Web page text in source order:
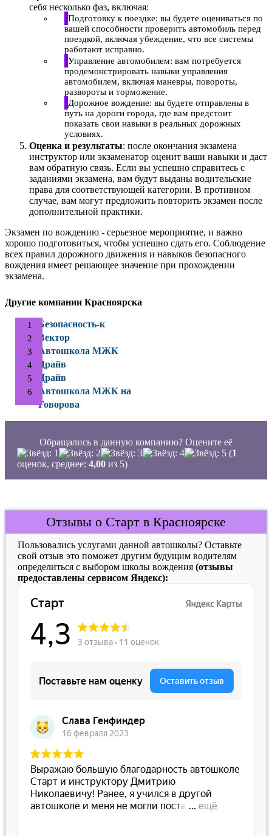
себя несколько фаз, включая:
Подготовку к поездке: вы будете оцениваться по
вашей способности проверить автомобиль перед
поездкой, включая убеждение, что все системы
работают исправно.
Управление автомобилем: вам потребуется
продемонстрировать навыки управления
автомобилем, включая маневры, повороты,
развороты и торможение.
Дорожное вождение: вы будете отправлены в
путь на дороги города, где вам предстоит
показать свои навыки в реальных дорожных
условиях.
Оценка и результаты: после окончания экзамена
инструктор или экзаменатор оценит ваши навыки и даст
вам обратную связь. Если вы успешно справитесь с
заданиями экзамена, вам будут выданы водительские
права для соответствующей категории. В противном
случае, вам могут предложить повторить экзамен после
дополнительной практики.
Экзамен по вождению - серьезное мероприятие, и важно
хорошо подготовиться, чтобы успешно сдать его. Соблюдение
всех правил дорожного движения и навыков безопасного
вождения имеет решающее значение при прохождении
экзамена.
Другие компании Красноярска
Безопасность-к
Вектор
Автошкола МЖК
Драйв
Драйв
Автошкола МЖК на
Говорова
Обращались в данную компанию? Оцените её
(1
оценок, среднее: 4,00 из 5)
Отзывы о Старт в Красноярске
Пользовались услугами данной автошколы? Оставьте
свой отзыв это поможет другим будущим водителям
определиться с выбором школы вождения (отзывы
предоставлены сервисом Яндекс):